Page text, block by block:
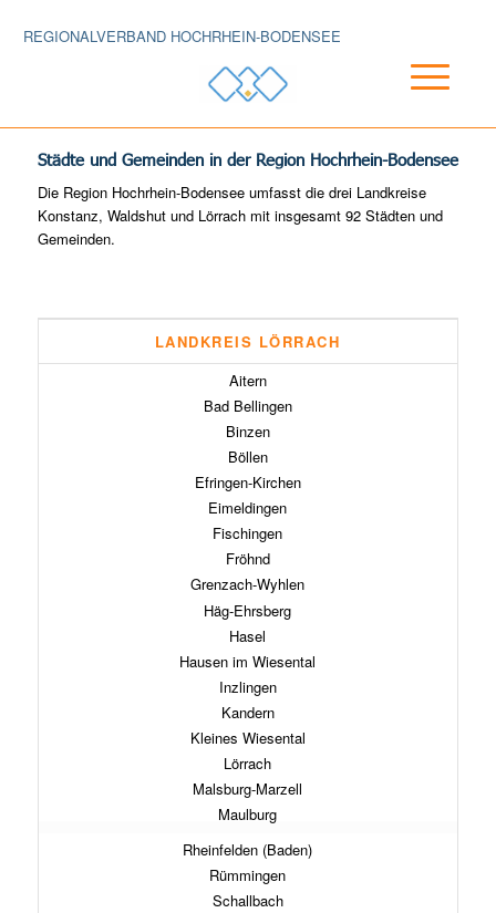
REGIONALVERBAND HOCHRHEIN-BODENSEE
Städte und Gemeinden in der Region Hochrhein-Bodensee
Die Region Hochrhein-Bodensee umfasst die drei Landkreise
Konstanz, Waldshut und Lörrach mit insgesamt 92 Städten und
Gemeinden.
LANDKREIS LÖRRACH
Aitern
Bad Bellingen
Binzen
Böllen
Efringen-Kirchen
Eimeldingen
Fischingen
Fröhnd
Grenzach-Wyhlen
Häg-Ehrsberg
Hasel
Hausen im Wiesental
Inzlingen
Kandern
Kleines Wiesental
Lörrach
Malsburg-Marzell
Maulburg
Rheinfelden (Baden)
Rümmingen
Schallbach